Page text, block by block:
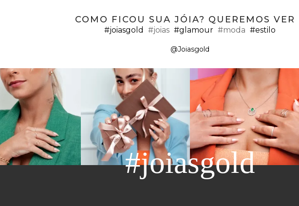
COMO FICOU SUA JÓIA? QUEREMOS VER
#joiasgold #joias #glamour #moda #estilo
@Joiasgold
#joiasgold